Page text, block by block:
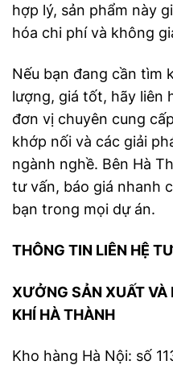
hợp lý, sản phẩm này
hóa chi phí và không
Nếu bạn đang cần tìm
lượng, giá tốt, hãy liên
đơn vị chuyên cung
khớp nối và các giải
ngành nghề. Bên Hà
tư vấn, báo giá nhanh
bạn trong mọi dự án.
THÔNG TIN LIÊN HỆ
XƯỞNG SẢN XUẤT VÀ
KHÍ HÀ THÀNH
Kho hàng Hà Nội: số